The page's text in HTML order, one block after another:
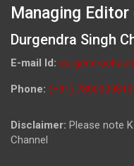
Managing
Durgendra Singh
E-mail Id:
Phone: (+91) 7800009813
Disclaimer: Please note
Channel